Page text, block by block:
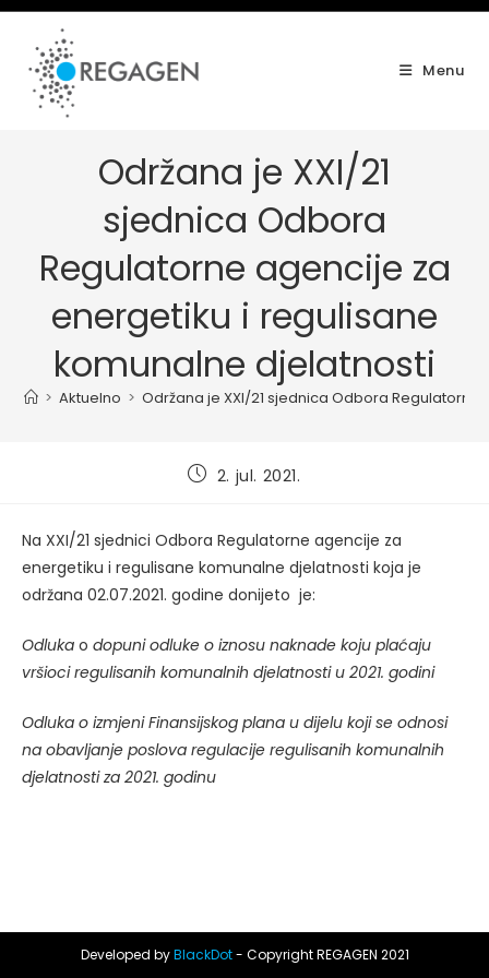
Skip
content
Menu
Održana je XXI/21
sjednica Odbora
Regulatorne agencije za
energetiku i regulisane
komunalne djelatnosti
> Aktuelno > Održana je XXI/21 sjednica Odbora
Post2. jul. 2021.
Na XXI/21 sjednici Odbora Regulatorne agencije za
energetiku i regulisane komunalne djelatnosti koja je
održana 02.07.2021. godine donijeto je:
Odluka o dopuni odluke o iznosu naknade koju plaćaju
vršioci regulisanih komunalnih djelatnosti u 2021. godini
Odluka o izmjeni Finansijskog plana u dijelu koji se odnosi
na obavljanje poslova regulacije regulisanih komunalnih
djelatnosti za 2021. godinu
Developed byBlackDot- Copyright REGAGEN 2021